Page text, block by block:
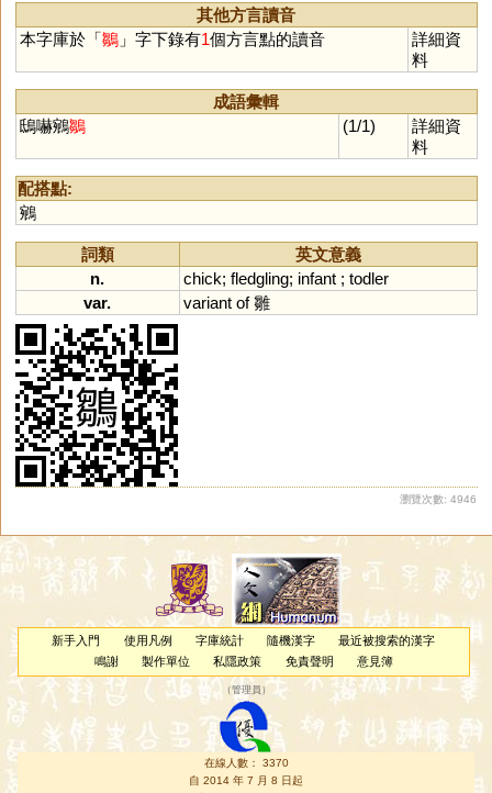
其他方言讀音
本字庫於「鶵」字下錄有1個方言點的讀音
詳細資
料
成語彙輯
鴟嚇鵷鶵 (1/1)
詳細資
料
配搭點:
鵷
詞類
英文意義
n.
chick; fledgling; infant; todler
var.
variant of雛
瀏覽次數: 4946
新手入門 使用凡例 字庫統計 隨機漢字
最近被搜索的漢字
鳴謝
製作單位 私隱政策 免責聲明 意見簿
（管理員 ）
在線人數： 3370
自 2014 年 7 月 8 日起